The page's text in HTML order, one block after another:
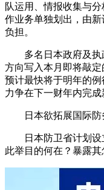
队运用、情报收集与
作业务单独划出，由
负担。
多名日本政府及执
方向写入本月即将敲定
预计最快将于明年的例
力争在下一财年内完成
日本欲拓展国际防
日本防卫省计划设
此举目的何在？暴露其